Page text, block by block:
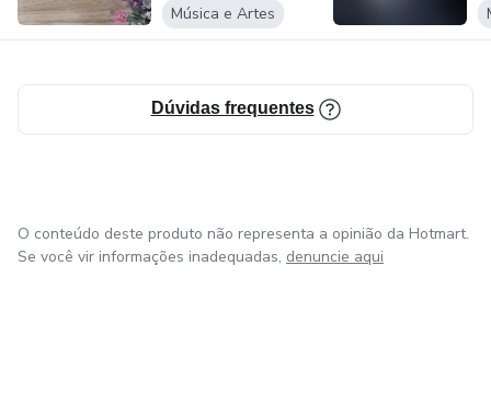
Música e Artes
Dúvidas frequentes
O conteúdo deste produto não representa a opinião da Hotmart.
Se você vir informações inadequadas, denuncie aqui